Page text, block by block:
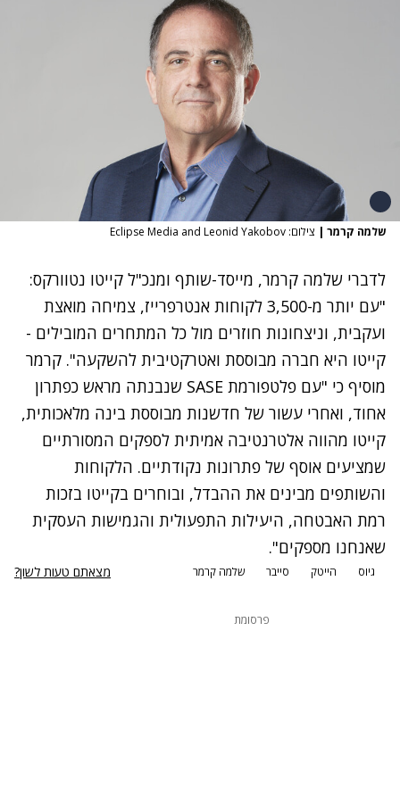
שלמה קרמר | צילום: Eclipse Media and Leonid Yakobov
לדברי שלמה קרמר, מייסד-שותף ומנכ"ל קייטו נטוורקס:
"עם יותר מ-3,500 לקוחות אנטרפרייז, צמיחה מואצת
ועקבית, וניצחונות חוזרים מול כל המתחרים המובילים -
קייטו היא חברה מבוססת ואטרקטיבית להשקעה". קרמר
מוסיף כי "עם פלטפורמת SASE שנבנתה מראש כפתרון
אחוד, ואחרי עשור של חדשנות מבוססת בינה מלאכותית,
קייטו מהווה אלטרנטיבה אמיתית לספקים המסורתיים
שמציעים אוסף של פתרונות נקודתיים. הלקוחות
והשותפים מבינים את ההבדל, ובוחרים בקייטו בזכות
רמת האבטחה, היעילות התפעולית והגמישות העסקית
שאנחנו מספקים".
גיוס הייטק סייבר שלמה קרמר מצאתם טעות לשון?
פרסומת